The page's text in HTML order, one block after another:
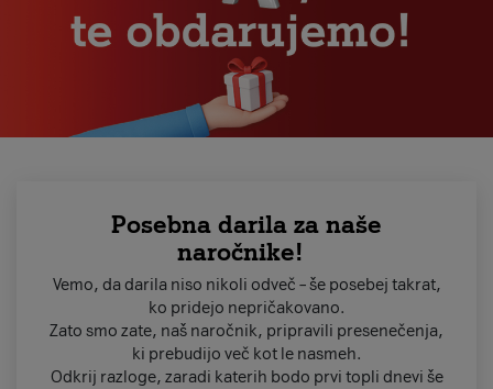
Posebna darila za naše
naročnike!
Vemo, da darila niso nikoli odveč – še posebej takrat,
ko pridejo nepričakovano.
Zato smo zate, naš naročnik, pripravili presenečenja,
ki prebudijo več kot le nasmeh.
Odkrij razloge, zaradi katerih bodo prvi topli dnevi še